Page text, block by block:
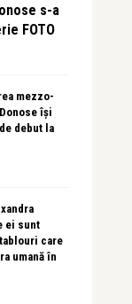
s-a
FOTO
mezzo-
își
debut la
ei sunt
care
umană în